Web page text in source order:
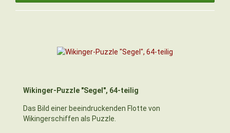
Wikinger-Puzzle "Segel", 64-teilig
Das Bild einer beeindruckenden Flotte von
Wikingerschiffen als Puzzle.